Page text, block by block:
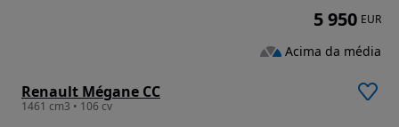
Renault Mégane CC
1461 cm3 • 106 cv
5 950 EUR
Acima da média